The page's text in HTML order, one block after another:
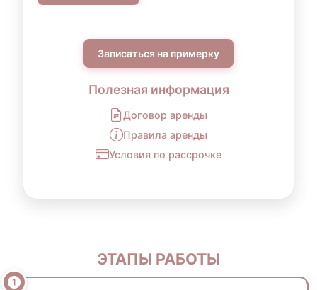
Записаться на примерку
Полезная информация
Договор аренды
Правила аренды
Условия по рассрочке
ЭТАПЫ РАБОТЫ